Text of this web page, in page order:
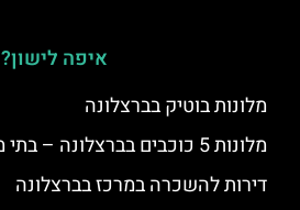
איפה לישון?
מלונות בוטיק בברצלונה
מלונות 5 כוכבים בברצלונה – בתי מלון יוקרתיים
דירות להשכרה במרכז בברצלונה